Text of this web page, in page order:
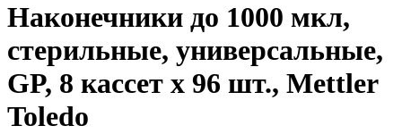
Наконечники до 1000 мкл,
стерильные, универсальные,
GP, 8 кассет х 96 шт., Mettler
Toledo